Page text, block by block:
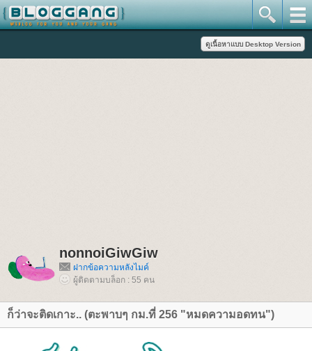
nonnoiGiwGiw
ฝากข้อความหลังไมค์
ผู้ติดตามบล็อก : 55 คน
ก็ว่าจะติดเกาะ.. (ตะพาบๆ กม.ที่ 256 "หมดความอดทน")